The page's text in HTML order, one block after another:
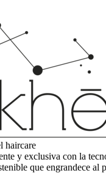
haircare
y exclusiva con la
que engrandece al